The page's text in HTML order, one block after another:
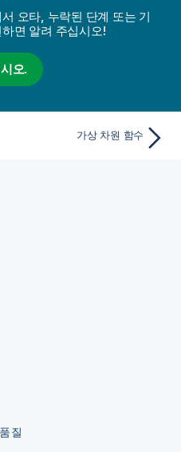
오타, 누락된 단계 또는 기
면 알려 주십시오!
오.
가상 차원 함수
질